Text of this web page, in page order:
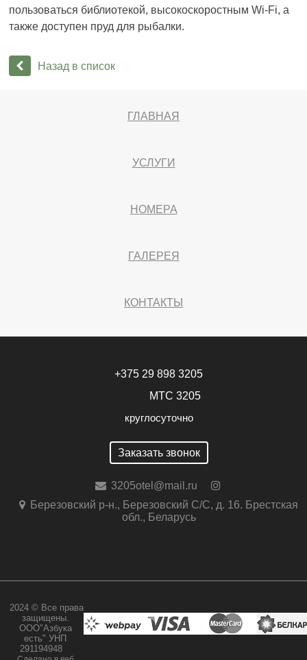
пользоваться библиотекой, высокоскоростным Wi-Fi, а
также доступен пруд для рыбалки.
Назад в список
ГЛАВНАЯ
УСЛУГИ
НОМЕРА
ГАЛЕРЕЯ
КОНТАКТЫ
+375 29 898 3205
МТС 3205
круглосуточно
Заказать звонок
3205otel@mail.ru
Березовский р-н., Березовский С/С, д. 16. Брестская
обл., Беларусь
2024 © Все права
защищены.
ООО"Азбука
есть" УНП
291194948